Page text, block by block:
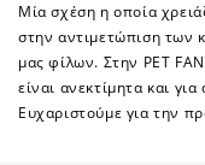
Μία σχέση η οποία
στην αντιμετώπιση των
μας φίλων. Στην PET
είναι ανεκτίμητα και
Ευχαριστούμε για την